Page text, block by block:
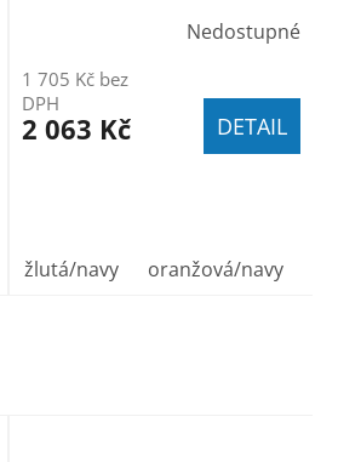
Nedostupné
1 705 Kč bez
DPH
2 063 Kč DETAIL
žlutá/navy oranžová/navy